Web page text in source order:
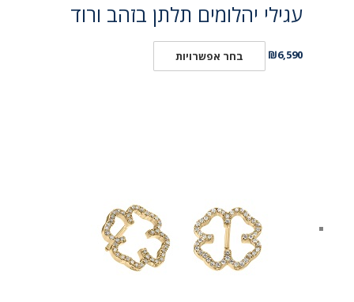
עגילי יהלומים תלתן בזהב ורוד
₪6,590 בחר אפשרויות